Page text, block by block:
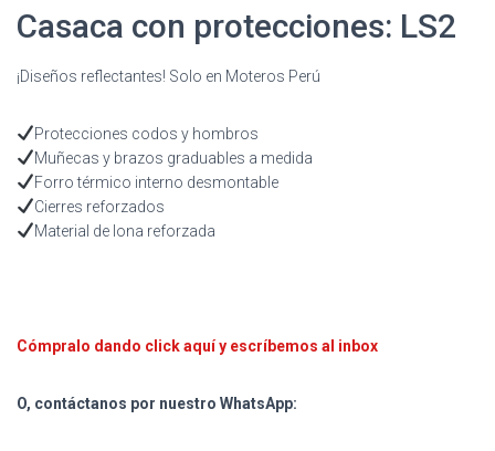
Casaca con protecciones: LS2
¡Diseños reflectantes! Solo en Moteros Perú
Protecciones codos y hombros
Muñecas y brazos graduables a medida
Forro térmico interno desmontable
Cierres reforzados
Material de lona reforzada
Cómpralo dando click aquí y escríbemos al inbox
O, contáctanos por nuestro WhatsApp: